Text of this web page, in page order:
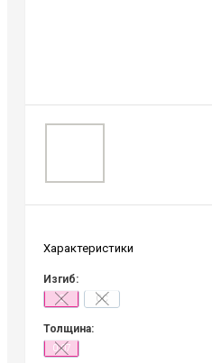
Характеристики
Изгиб:
C CC
Толщина:
0.07